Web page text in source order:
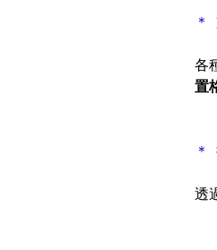
＊
各
置
＊
透